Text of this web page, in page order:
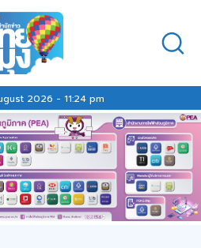
2026 - 11:24 pm